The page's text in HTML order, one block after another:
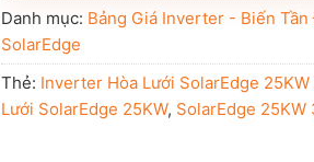
Danh mục: Bảng Giá Inverter - Biến
SolarEdge
Thẻ: Inverter Hòa Lưới SolarEdge
Lưới SolarEdge 25KW, SolarEdge 25KW